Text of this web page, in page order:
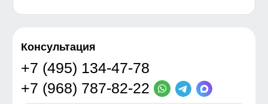
Консультация
+7 (495) 134-47-78
+7 (968) 787-82-22